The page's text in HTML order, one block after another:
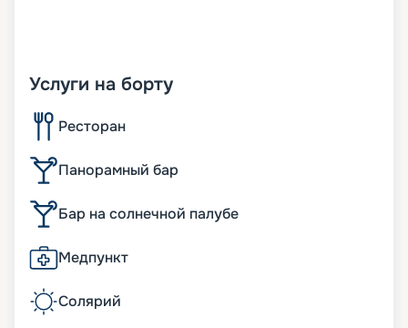
Услуги на борту
Ресторан
Панорамный бар
Бар на солнечной палубе
Медпункт
Солярий